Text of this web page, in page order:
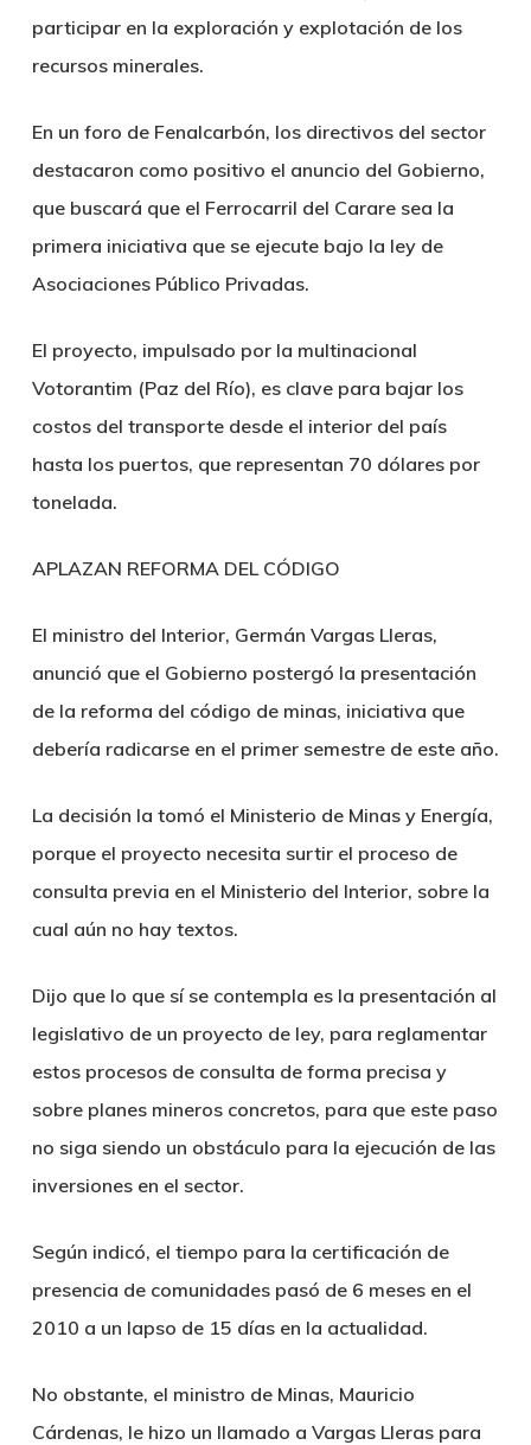
participar en la exploración y explotación de los
recursos minerales.
En un foro de Fenalcarbón, los directivos del sector
destacaron como positivo el anuncio del Gobierno,
que buscará que el Ferrocarril del Carare sea la
primera iniciativa que se ejecute bajo la ley de
Asociaciones Público Privadas.
El proyecto, impulsado por la multinacional
Votorantim (Paz del Río), es clave para bajar los
costos del transporte desde el interior del país
hasta los puertos, que representan 70 dólares por
tonelada.
APLAZAN REFORMA DEL CÓDIGO
El ministro del Interior, Germán Vargas Lleras,
anunció que el Gobierno postergó la presentación
de la reforma del código de minas, iniciativa que
debería radicarse en el primer semestre de este año.
La decisión la tomó el Ministerio de Minas y Energía,
porque el proyecto necesita surtir el proceso de
consulta previa en el Ministerio del Interior, sobre la
cual aún no hay textos.
Dijo que lo que sí se contempla es la presentación al
legislativo de un proyecto de ley, para reglamentar
estos procesos de consulta de forma precisa y
sobre planes mineros concretos, para que este paso
no siga siendo un obstáculo para la ejecución de las
inversiones en el sector.
Según indicó, el tiempo para la certificación de
presencia de comunidades pasó de 6 meses en el
2010 a un lapso de 15 días en la actualidad.
No obstante, el ministro de Minas, Mauricio
Cárdenas, le hizo un llamado a Vargas Lleras para